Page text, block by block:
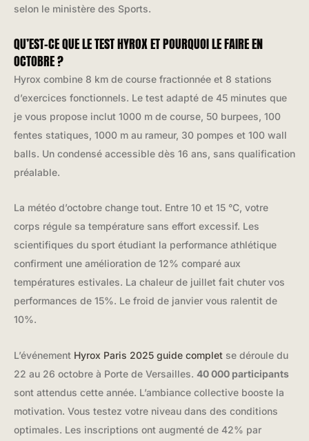
selon le ministère des Sports.
QU’EST-CE QUE LE TEST HYROX ET POURQUOI LE FAIRE EN
OCTOBRE ?
Hyrox combine 8 km de course fractionnée et 8 stations
d’exercices fonctionnels. Le test adapté de 45 minutes que
je vous propose inclut 1000 m de course, 50 burpees, 100
fentes statiques, 1000 m au rameur, 30 pompes et 100 wall
balls. Un condensé accessible dès 16 ans, sans qualification
préalable.
La météo d’octobre change tout. Entre 10 et 15 °C, votre
corps régule sa température sans effort excessif. Les
scientifiques du sport étudiant la performance athlétique
confirment une amélioration de 12% comparé aux
températures estivales. La chaleur de juillet fait chuter vos
performances de 15%. Le froid de janvier vous ralentit de
10%.
L’événement Hyrox Paris 2025 guide complet se déroule du
22 au 26 octobre à Porte de Versailles. 40 000 participants
sont attendus cette année. L’ambiance collective booste la
motivation. Vous testez votre niveau dans des conditions
optimales. Les inscriptions ont augmenté de 42% par